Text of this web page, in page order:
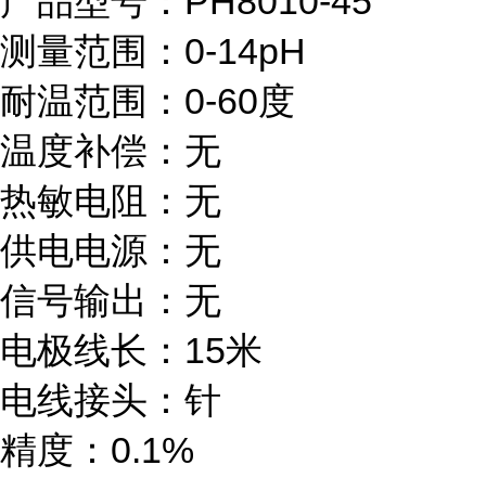
测量范围：0-14pH
耐温范围：0-60度
温度补偿：无
热敏电阻：无
供电电源：无
信号输出：无
电极线长：15米
电线接头：针
精度：0.1%